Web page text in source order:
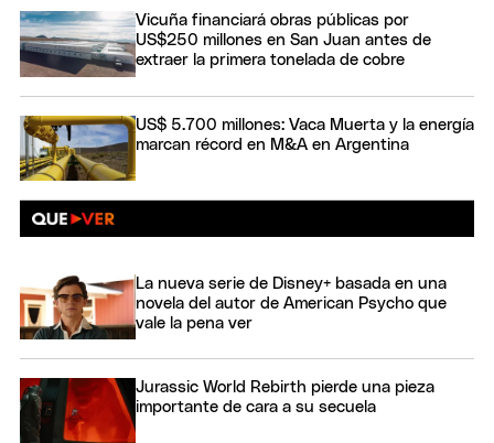
Vicuña financiará obras públicas por
US$250 millones en San Juan antes de
extraer la primera tonelada de cobre
US$ 5.700 millones: Vaca Muerta y la energía
marcan récord en M&A en Argentina
La nueva serie de Disney+ basada en una
novela del autor de American Psycho que
vale la pena ver
Jurassic World Rebirth pierde una pieza
importante de cara a su secuela